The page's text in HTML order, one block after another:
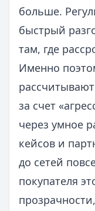
больше.
быстрый
там, где
Именно
за счет
через умное
кейсов и
до сетей
покупателя